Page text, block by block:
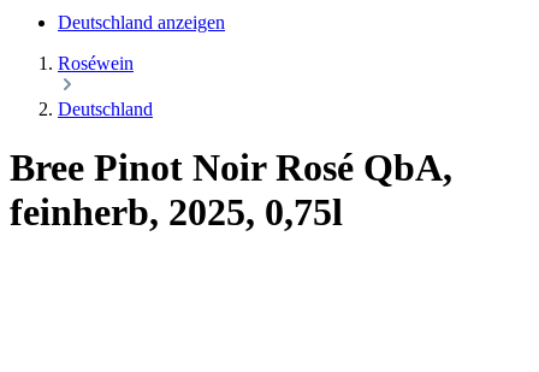
Deutschland anzeigen
Roséwein
Deutschland
Bree Pinot Noir Rosé QbA,
feinherb, 2025, 0,75l